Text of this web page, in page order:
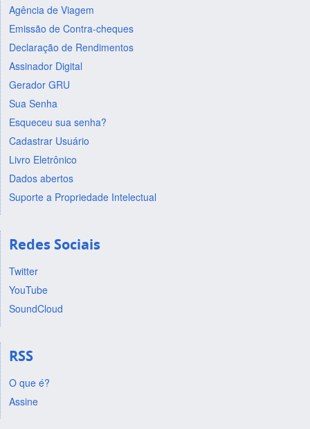
Agência de Viagem
Emissão de Contra-cheques
Declaração de Rendimentos
Assinador Digital
Gerador GRU
Sua Senha
Esqueceu sua senha?
Cadastrar Usuário
Livro Eletrônico
Dados abertos
Suporte a Propriedade Intelectual
Redes Sociais
Twitter
YouTube
SoundCloud
RSS
O que é?
Assine